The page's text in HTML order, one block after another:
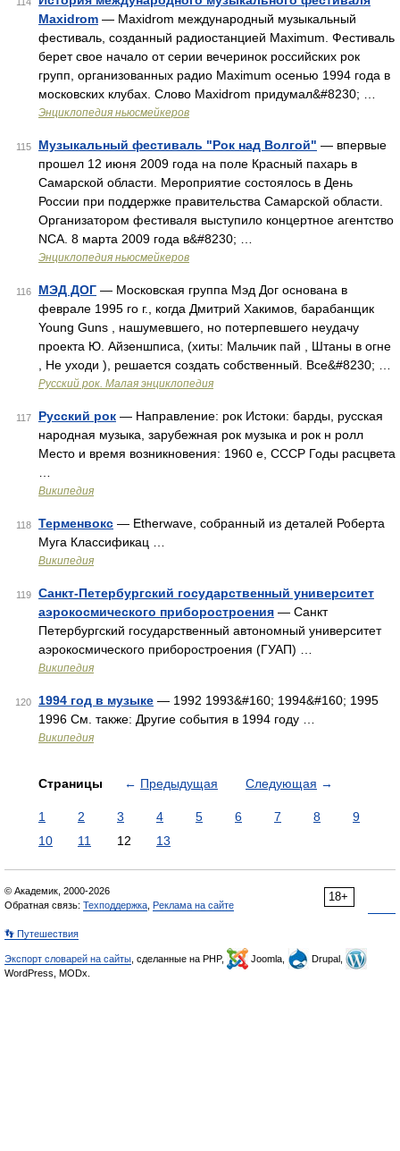
Maxidrom — Maxidrom международный музыкальный
фестиваль, созданный радиостанцией Maximum. Фестиваль
берет свое начало от серии вечеринок российских рок
групп, организованных радио Maximum осенью 1994 года в
московских клубах. Слово Maxidrom придумал&#8230; …
Энциклопедия ньюсмейкеров
115 Музыкальный фестиваль "Рок над Волгой" — впервые
прошел 12 июня 2009 года на поле Красный пахарь в
Самарской области. Мероприятие состоялось в День
России при поддержке правительства Самарской области.
Организатором фестиваля выступило концертное агентство
NCA. 8 марта 2009 года в&#8230; …
Энциклопедия ньюсмейкеров
116 МЭД ДОГ — Московская группа Мэд Дог основана в
феврале 1995 го г., когда Дмитрий Хакимов, барабанщик
Young Guns , нашумевшего, но потерпевшего неудачу
проекта Ю. Айзеншписа, (хиты: Мальчик пай , Штаны в огне
, Не уходи ), решается создать собственный. Все&#8230; …
Русский рок. Малая энциклопедия
117 Русский рок — Направление: рок Истоки: барды, русская
народная музыка, зарубежная рок музыка и рок н ролл
Место и время возникновения: 1960 е, СССР Годы расцвета
Википедия
118 Терменвокс — Etherwave, собранный из деталей Роберта
Муга Классификац …
Википедия
119
Санкт-Петербургский государственный университет
аэрокосмического приборостроения — Санкт
Петербургский государственный автономный университет
аэрокосмического приборостроения (ГУАП) …
Википедия
120 1994 год в музыке — 1992 1993&#160; 1994&#160; 1995
1996 См. также: Другие события в 1994 году …
Википедия
Страницы ← Предыдущая Следующая →
1 2 3 4 5 6 7 8
9
10
11 12 13
18+
© Академик, 2000-2026
Обратная связь: Техподдержка Реклама на сайте
👣 Путешествия
Экспорт словарей на сайты , сделанные на PHP, Joomla,
Drupal,
WordPress, MODx.